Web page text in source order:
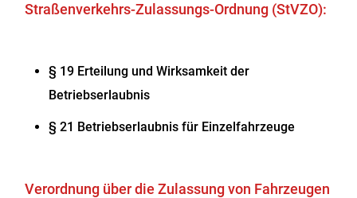
Straßenverkehrs-Zulassungs-Ordnung (StVZO):
§ 19 Erteilung und Wirksamkeit der
Betriebserlaubnis
§ 21 Betriebserlaubnis für Einzelfahrzeuge
Verordnung über die Zulassung von Fahrzeugen